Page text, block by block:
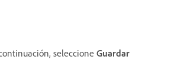
seleccioneGuardar